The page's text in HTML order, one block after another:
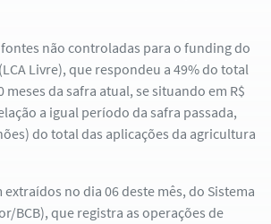
não controladas para o funding do
Livre), que respondeu a 49% do total
da safra atual, se situando em R$
a igual período da safra passada,
do total das aplicações da agricultura
no dia 06 deste mês, do Sistema
BCB), que registra as operações de